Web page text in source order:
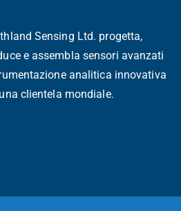
Sensing Ltd. progetta,
e assembla sensori avanzati
analitica innovativa
clientela mondiale.